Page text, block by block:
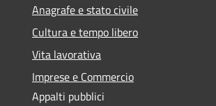
Anagrafe e stato civile
Cultura e tempo libero
Vita lavorativa
Imprese e Commercio
Appalti pubblici